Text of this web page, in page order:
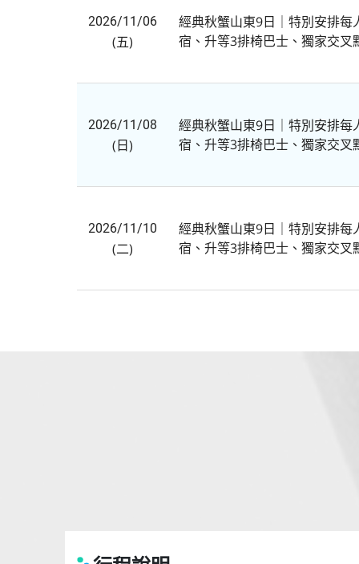
2026/11/06
(五)
經典秋蟹山東9日｜特別安排每
宿、升等3排椅巴士、獨家交叉
2026/11/08
(日)
經典秋蟹山東9日｜特別安排每
宿、升等3排椅巴士、獨家交叉
2026/11/10
(二)
經典秋蟹山東9日｜特別安排每
宿、升等3排椅巴士、獨家交叉